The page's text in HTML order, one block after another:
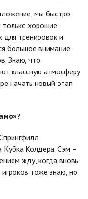
мы быстро
хорошие
для тренировок и
большое внимание
Знаю, что
классную атмосферу
начать новый этап
Колдера. Сэм –
жду, когда вновь
тоже знаю, но